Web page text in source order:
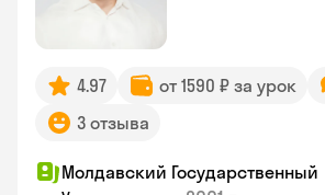
4.97 от 1590 ₽ за урок
3 отзыва
Молдавский Государственный